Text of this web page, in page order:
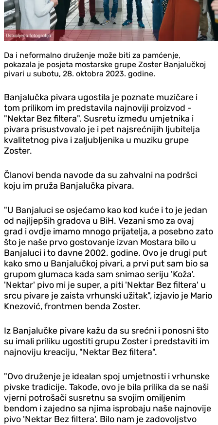
Da i neformalno druženje može biti za pamćenje,
pokazala je posjeta mostarske grupe Zoster Banjalučkoj
pivari u subotu, 28. oktobra 2023. godine.
Banjalučka pivara ugostila je poznate muzičare i
tom prilikom im predstavila najnoviji proizvod -
"Nektar Bez filtera". Susretu između umjetnika i
pivara prisustvovalo je i pet najsrećnijih ljubitelja
kvalitetnog piva i zaljubljenika u muziku grupe
Zoster.
Članovi benda navode da su zahvalni na podršci
koju im pruža Banjalučka pivara.
"U Banjaluci se osjećamo kao kod kuće i to je jedan
od najljepših gradova u BiH. Vezani smo za ovaj
grad i ovdje imamo mnogo prijatelja, a posebno zato
što je naše prvo gostovanje izvan Mostara bilo u
Banjaluci i to davne 2002. godine. Ovo je drugi put
kako smo u Banjalučkoj pivari, a prvi put sam bio sa
grupom glumaca kada sam snimao seriju 'Koža'.
'Nektar' pivo mi je super, a piti 'Nektar Bez filtera' u
srcu pivare je zaista vrhunski užitak", izjavio je Mario
Knezović, frontmen benda Zoster.
Iz Banjalučke pivare kažu da su srećni i ponosni što
su imali priliku ugostiti grupu Zoster i predstaviti im
najnoviju kreaciju, "Nektar Bez filtera".
"Ovo druženje je idealan spoj umjetnosti i vrhunske
pivske tradicije. Takođe, ovo je bila prilika da se naši
vjerni potrošači susretnu sa svojim omiljenim
bendom i zajedno sa njima isprobaju naše najnovije
pivo 'Nektar Bez filtera'. Bilo nam je zadovoljstvo